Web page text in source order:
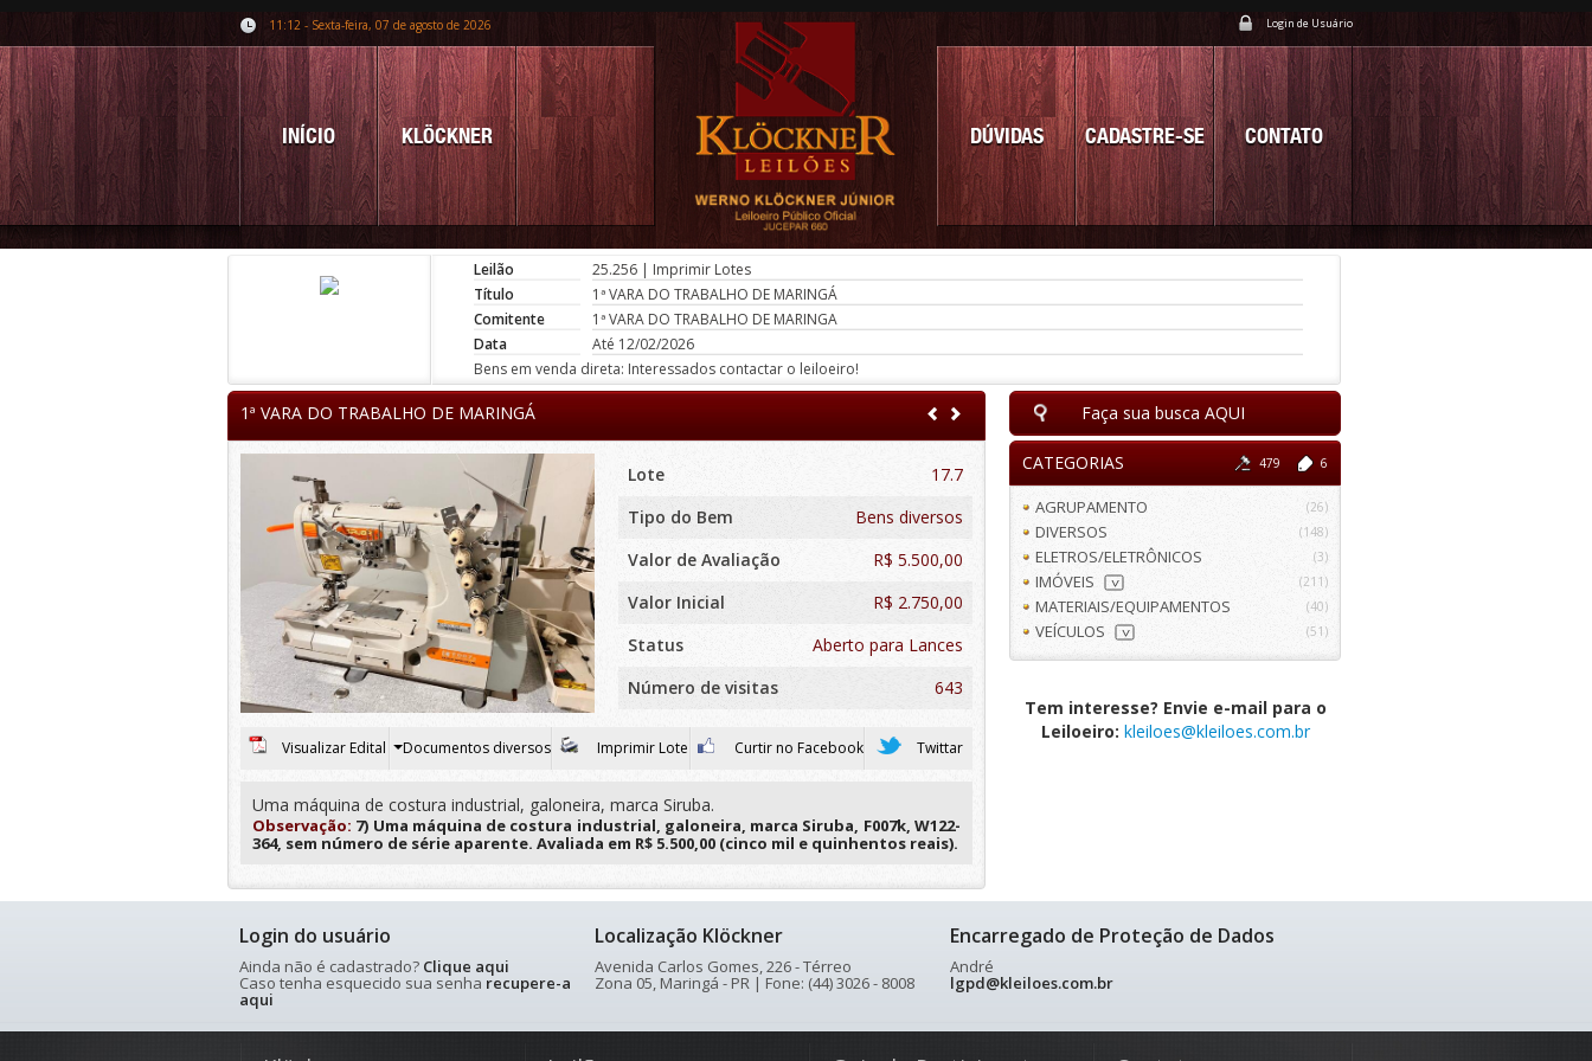
11:12 - Sexta-feira, 07 de agosto de 2026 Login de Usuário
INÍCIO KLÖCKNER CONTATO
CADASTRE-SE
DÚVIDAS
Leilão 25.256 | Imprimir Lotes
Título
1ª VARA DO TRABALHO DE MARINGÁ
Comitente
1ª VARA DO TRABALHO DE MARINGA
Data
Até 12/02/2026
Bens em venda direta: Interessados contactar o leiloeiro!
1ª VARA DO TRABALHO DE MARINGÁ
Lote
17.7
Tipo do Bem
Bens diversos
Valor de Avaliação
R$ 5.500,00
Valor Inicial
R$ 2.750,00
Status
Aberto para Lances
Número de visitas
643
Visualizar Edital Documentos diversos Imprimir Lote Curtir no Facebook Twittar
Uma máquina de costura industrial, galoneira, marca Siruba.
Observação: 7) Uma máquina de costura industrial, galoneira, marca Siruba, F007k, W122-
364, sem número de série aparente. Avaliada em R$ 5.500,00 (cinco mil e quinhentos reais).
Faça sua busca AQUI
CATEGORIAS 479 6
AGRUPAMENTO (26)
DIVERSOS (148)
ELETROS/ELETRÔNICOS (3)
IMÓVEIS > (211)
MATERIAIS/EQUIPAMENTOS (40)
VEÍCULOS > (51)
Tem interesse? Envie e-mail para o
Leiloeiro: kleiloes@kleiloes.com.br
Login do usuário
Ainda não é cadastrado? Clique aqui
Caso tenha esquecido sua senha recupere-a
aqui
Localização Klöckner
Avenida Carlos Gomes, 226 - Térreo
Zona 05, Maringá - PR | Fone: (44) 3026 - 8008
Encarregado de Proteção de Dados
André
lgpd@kleiloes.com.br